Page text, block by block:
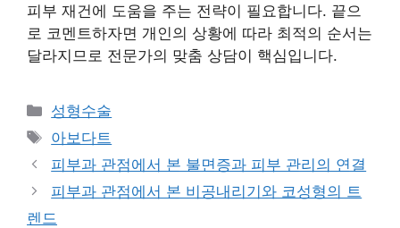
피부 재건에 도움을 주는 전략이 필요합니다. 끝으
로 코멘트하자면 개인의 상황에 따라 최적의 순서는
달라지므로 전문가의 맞춤 상담이 핵심입니다.
카
테
고
리
성형수술
태
그
아보다트
피부과 관점에서 본 불면증과 피부 관리의 연결
피부과 관점에서 본 비공내리기와 코성형의 트
렌드